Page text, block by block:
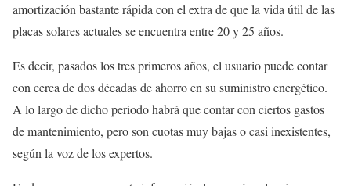
amortización bastante rápida con el extra de que la vida útil de las
placas solares actuales se encuentra entre 20 y 25 años.
Es decir, pasados los tres primeros años, el usuario puede contar
con cerca de dos décadas de ahorro en su suministro energético.
A lo largo de dicho periodo habrá que contar con ciertos gastos
de mantenimiento, pero son cuotas muy bajas o casi inexistentes,
según la voz de los expertos.